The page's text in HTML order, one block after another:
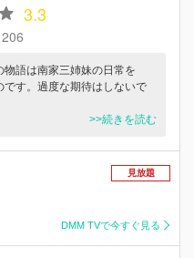
3.3
206
物語は南家三姉妹の日常を
です。過度な期待はしないで
>>続きを読む
見放題
DMM TVで今すぐ見る